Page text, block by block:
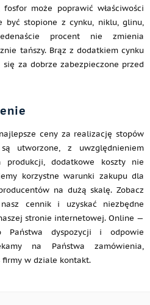
fosfor może poprawić właściwości
być stopione z cynku, niklu, glinu,
procent nie zmienia
tańszy. Brąz z dodatkiem cynku
za dobrze zabezpieczone przed
ceny za realizację stopów
utworzone, z uwzględnieniem
produkcji, dodatkowe koszty nie
korzystne warunki zakupu dla
na dużą skalę. Zobacz
cennik i uzyskać niezbędne
stronie internetowej. Online —
Państwa dyspozycji i odpowie
na Państwa zamówienia,
w dziale kontakt.